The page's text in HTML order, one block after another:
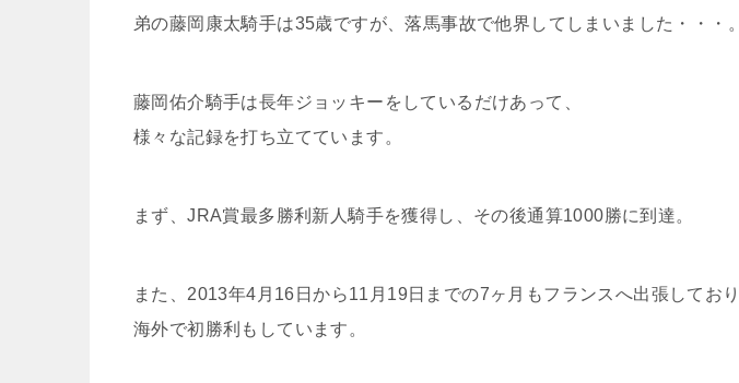
弟の藤岡康太騎手は35歳ですが、落馬事故で他界してしまいました・・・。
藤岡佑介騎手は長年ジョッキーをしているだけあって、
様々な記録を打ち立てています。
まず、JRA賞最多勝利新人騎手を獲得し、その後通算1000勝に到達。
また、2013年4月16日から11月19日までの7ヶ月もフランスへ出張しており
海外で初勝利もしています。